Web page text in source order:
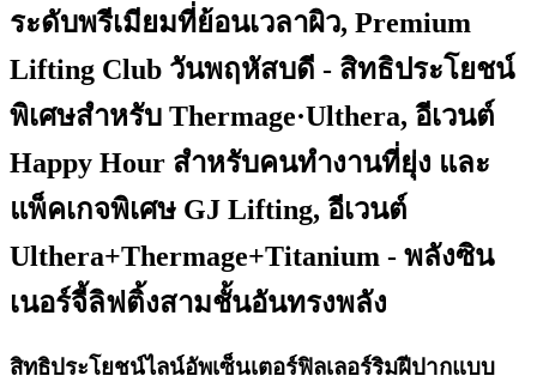
ระดับพรีเมียมที่ย้อนเวลาผิว, Premium
Lifting Club วันพฤหัสบดี - สิทธิประโยชน์
พิเศษสำหรับ Thermage·Ulthera, อีเวนต์
Happy Hour สำหรับคนทำงานที่ยุ่ง และ
แพ็คเกจพิเศษ GJ Lifting, อีเวนต์
Ulthera+Thermage+Titanium - พลังซิน
เนอร์จี้ลิฟติ้งสามชั้นอันทรงพลัง
สิทธิประโยชน์ไลน์อัพเซ็นเตอร์ฟิลเลอร์ริมฝีปากแบบ